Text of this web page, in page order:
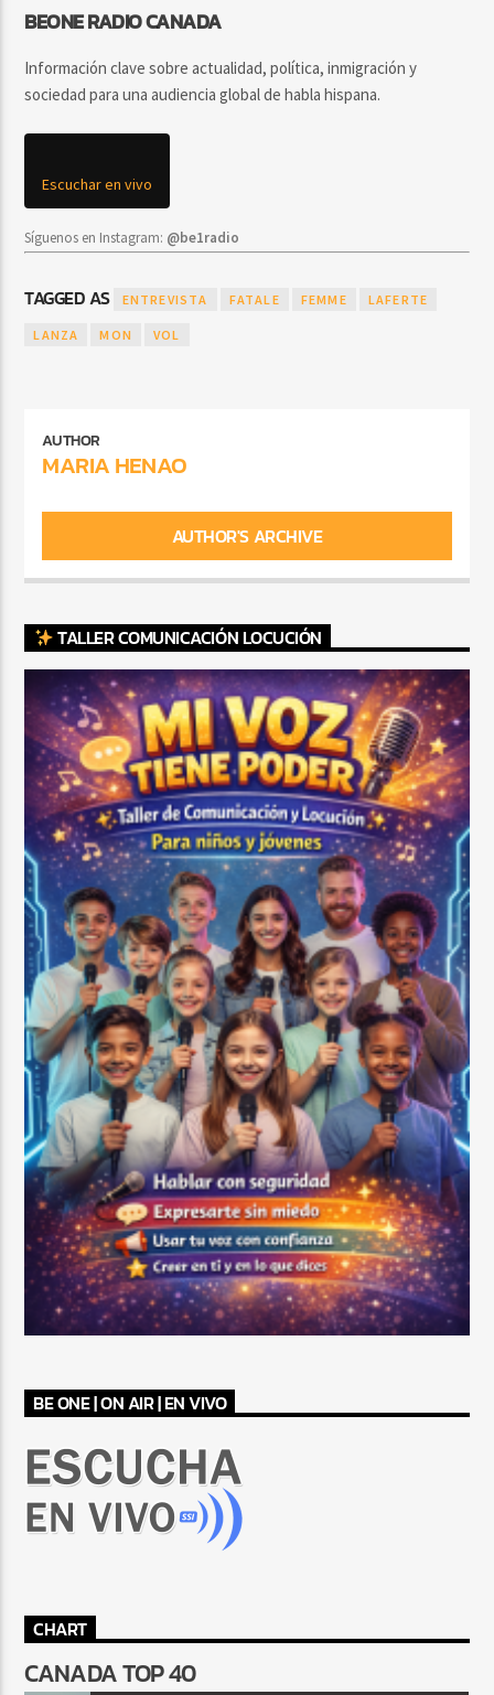
BEONE RADIO CANADA
Información clave sobre actualidad, política, inmigración y
sociedad para una audiencia global de habla hispana.
Escuchar en vivo
Síguenos en Instagram: @be1radio
TAGGED AS ENTREVISTA FATALE FEMME LAFERTE
LANZA MON VOL
AUTHOR
MARIA HENAO
AUTHOR'S ARCHIVE
TALLER COMUNICACIÓN LOCUCIÓN
BE ONE | ON AIR | EN VIVO
CHART
CANADA TOP 40